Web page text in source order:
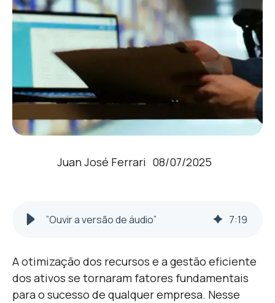
Juan José Ferrari 08/07/2025
”Ouvir a versão de áudio” 7:19
A otimização dos recursos e a gestão eficiente
dos ativos se tornaram fatores fundamentais
para o sucesso de qualquer empresa. Nesse